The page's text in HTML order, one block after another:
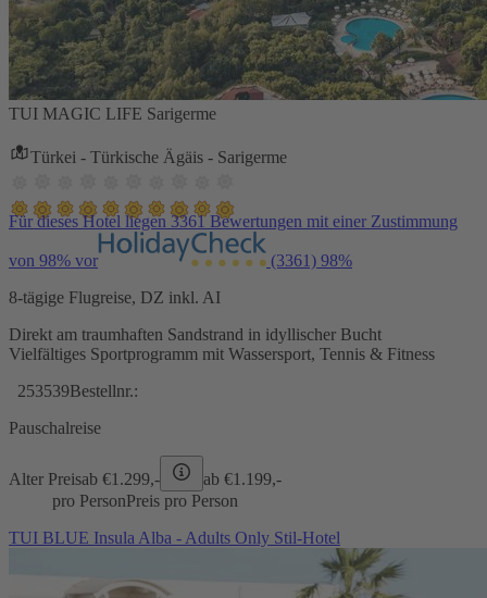
TUI MAGIC LIFE Sarigerme
Türkei - Türkische Ägäis - Sarigerme
Für dieses Hotel liegen 3361 Bewertungen mit einer Zustimmung
von 98% vor (3361) 98%
8-tägige Flugreise, DZ inkl. AI
Direkt am traumhaften Sandstrand in idyllischer Bucht
Vielfältiges Sportprogramm mit Wassersport, Tennis & Fitness
253539Bestellnr.:
Pauschalreise
Alter Preisab €1.299,- ab €1.199,-
pro PersonPreis pro Person
TUI BLUE Insula Alba - Adults Only Stil-Hotel